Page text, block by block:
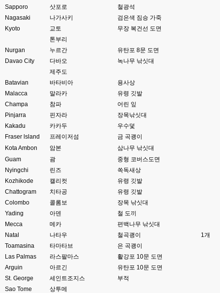
Sapporo
삿포로
철광석
Nagasaki
나가사키
검은색 짐승 가죽
Kyoto
교토
무장 복건선 도면
톤부리
Nurgan
누르간
유탄포 8문 도면
Davao City
다바오
녹나무 낚싯대
제주도
Batavian
바타비아
용사상
Malacca
말라카
유령 깃발
Champa
참파
어린 잎
Pinjarra
핀자라
장목낚싯대
Kakadu
카카두
우수덫
Fraser lsland
프레이저섬
금 곡괭이
Kota Ambon
암본
삼나무 낚싯대
Guam
괌
중형 코버스도면
Nyingchi
린즈
쏙독새상
Kozhikode
캘리컷
유령 깃발
Chattogram
치타공
유령 깃발
Colombo
콜롬보
장목 낚싯대
Yading
아덴
철 도끼
Mecca
메카
편백나무 낚싯대
Natal
나타우 철곡괭이
1개
Toamasina
타마타브
은 곡괭이
Las Palmas
라스팔마스
활강포 10문 도면
Arguin
아르긴
유탄포 10문 도면
St. George
세인트조지스
부적
Sao Tome
상투메
고게임77
아 ~~~
다른쪽에는 php8.4호스팅.
esils
라이믹스가 가볍긴한데 기능이라던지 좀 빠진부분도많고 안되는부분도많고
해서
맞아요...
고게임77
안되는거 진짜 많아요...
비슷은한데 또 불편한부분도 많더라구요
고게임77
xe도 그래도 계속 비공식 패치 간혹 올라오긴 하던데요 아직까지
esils
8버전쪽은 아에 지원을 안하니깐 .. 용량도 용량이고 ;;
esils 00:09
xe3 같은경우엔 또 xe1하고 틀려서 적응안되서 갔다버린 하핫 ;;
esils